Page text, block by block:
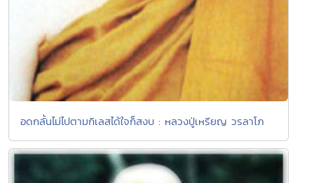
อดกลั้นไม่ไปตามกิเลสได้ใจก็สงบ : หลวงปู่เหรียญ วรลาโภ